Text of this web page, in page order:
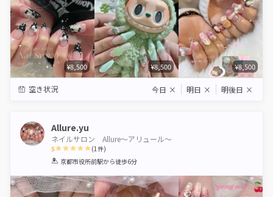
¥8,500 ¥8,500 ¥8,500
空き状況 今日 × 明日 × 明後日 ×
Allure.yu
ネイルサロン Allure〜アリュール〜
5
1 2 3 4 5
(1件)
京都市役所前駅から徒歩6分